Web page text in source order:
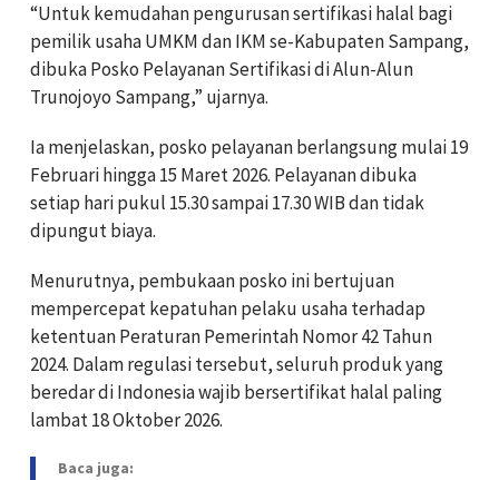
“Untuk kemudahan pengurusan sertifikasi halal bagi
pemilik usaha UMKM dan IKM se-Kabupaten Sampang,
dibuka Posko Pelayanan Sertifikasi di Alun-Alun
Trunojoyo Sampang,” ujarnya.
Ia menjelaskan, posko pelayanan berlangsung mulai 19
Februari hingga 15 Maret 2026. Pelayanan dibuka
setiap hari pukul 15.30 sampai 17.30 WIB dan tidak
dipungut biaya.
Menurutnya, pembukaan posko ini bertujuan
mempercepat kepatuhan pelaku usaha terhadap
ketentuan Peraturan Pemerintah Nomor 42 Tahun
2024. Dalam regulasi tersebut, seluruh produk yang
beredar di Indonesia wajib bersertifikat halal paling
lambat 18 Oktober 2026.
Baca juga: